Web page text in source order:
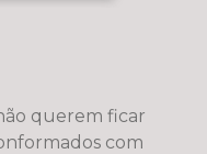
querem ficar
com